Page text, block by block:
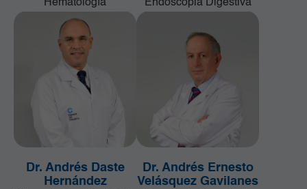
Hematología
Endoscopia Digestiva
Dr. Andrés Daste
Hernández
Dr. Andrés Ernesto
Velásquez Gavilanes